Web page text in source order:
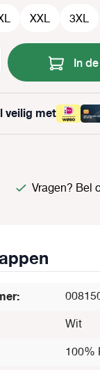
XXL 3XL
In
veilig met
Vragen? Bel
Wit
100%